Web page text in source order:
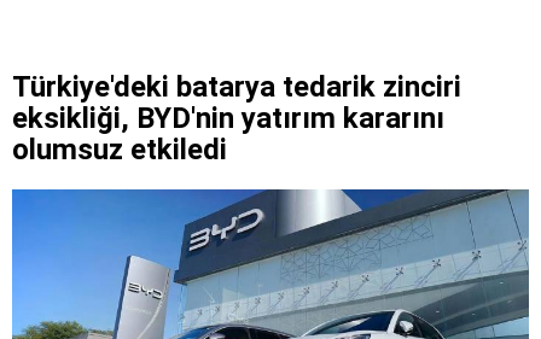
Türkiye'deki batarya tedarik zinciri
eksikliği, BYD'nin yatırım kararını
olumsuz etkiledi